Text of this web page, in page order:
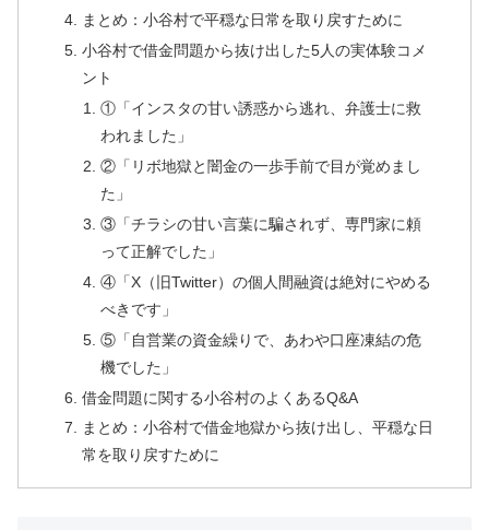
まとめ：小谷村で平穏な日常を取り戻すために
小谷村で借金問題から抜け出した5人の実体験コメ
ント
①「インスタの甘い誘惑から逃れ、弁護士に救
われました」
②「リボ地獄と闇金の一歩手前で目が覚めまし
た」
③「チラシの甘い言葉に騙されず、専門家に頼
って正解でした」
④「X（旧Twitter）の個人間融資は絶対にやめる
べきです」
⑤「自営業の資金繰りで、あわや口座凍結の危
機でした」
借金問題に関する小谷村のよくあるQ&A
まとめ：小谷村で借金地獄から抜け出し、平穏な日
常を取り戻すために